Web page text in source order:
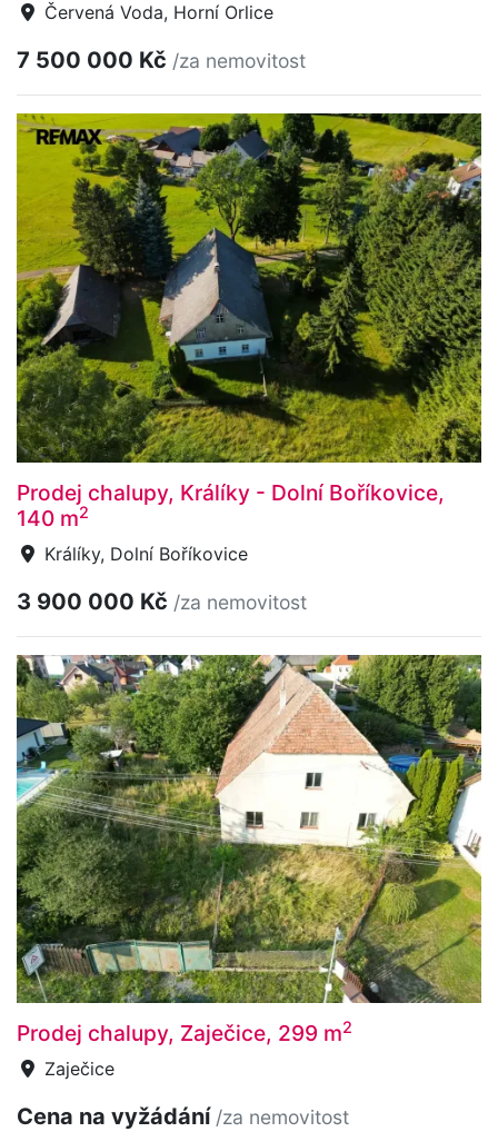
Červená Voda, Horní Orlice
7 500 000 Kč /za nemovitost
Prodej chalupy, Králíky - Dolní Boříkovice,
140 m2
Králíky, Dolní Boříkovice
3 900 000 Kč /za nemovitost
Prodej chalupy, Zaječice, 299 m2
Zaječice
Cena na vyžádání /za nemovitost